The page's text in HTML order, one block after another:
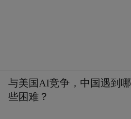
与美国AI竞争，中国遇到哪
些困难？